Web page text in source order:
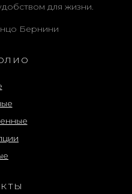
для жизни.
Бернини